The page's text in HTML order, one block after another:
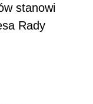
stanowi
Rady